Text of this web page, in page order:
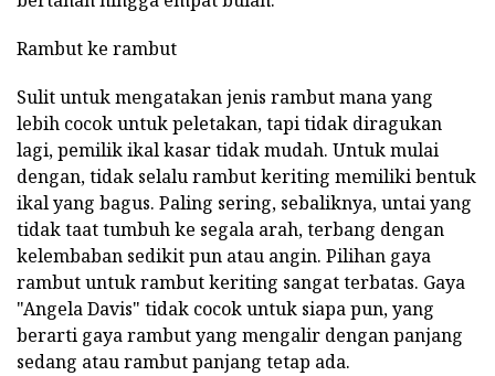
Rambut ke rambut
Sulit untuk mengatakan jenis rambut mana yang
lebih cocok untuk peletakan, tapi tidak diragukan
lagi, pemilik ikal kasar tidak mudah. Untuk mulai
dengan, tidak selalu rambut keriting memiliki bentuk
ikal yang bagus. Paling sering, sebaliknya, untai yang
tidak taat tumbuh ke segala arah, terbang dengan
kelembaban sedikit pun atau angin. Pilihan gaya
rambut untuk rambut keriting sangat terbatas. Gaya
"Angela Davis" tidak cocok untuk siapa pun, yang
berarti gaya rambut yang mengalir dengan panjang
sedang atau rambut panjang tetap ada.